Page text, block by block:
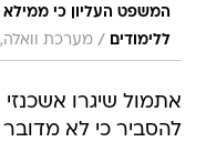
המשפט העליון כי ממילא
ללימודים
/ מערכת
אתמול שיגרו
להסביר כי לא